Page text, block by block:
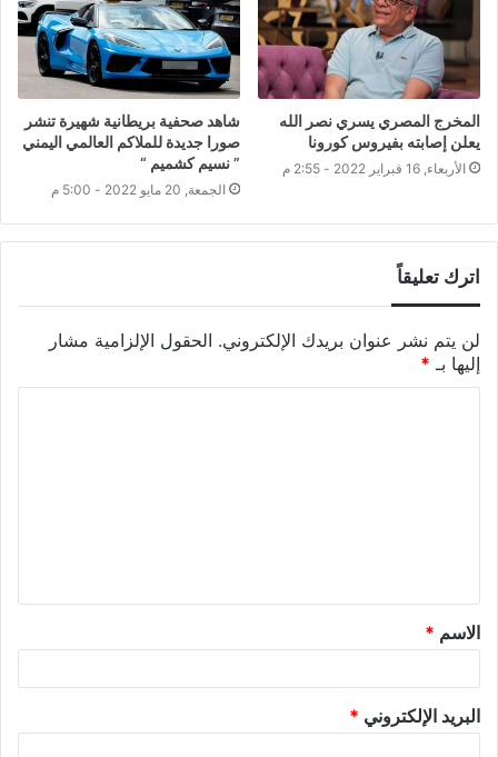
المخرج المصري يسري نصر الله
يعلن إصابته بفيروس كورونا
الأربعاء, 16 فبراير 2022 - 2:55 م
شاهد صحفية بريطانية شهيرة تنشر
صورا جديدة للملاكم العالمي اليمني
” نسيم كشميم “
الجمعة, 20 مايو 2022 - 5:00 م
اترك تعليقاً
لن يتم نشر عنوان بريدك الإلكتروني. الحقول الإلزامية مشار
إليها بـ *
الاسم *
البريد الإلكتروني *